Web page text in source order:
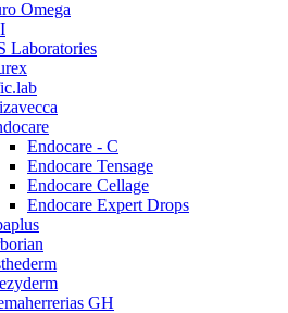
Omega
Laboratories
Endocare - C
Endocare Tensage
Endocare Cellage
Endocare Expert Drops
GH